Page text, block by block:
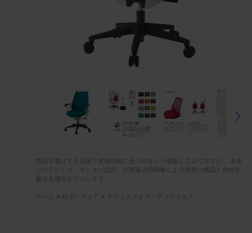
商品写真はできる限り実物の色に近づけるよう徹底しておりますが、 お使
いのデバイス・モニター設定、お部屋の照明等により実際の商品と色味が
異なる場合がございます。
ホーム > 椅子・チェア > オフィスチェア・デスクチェア